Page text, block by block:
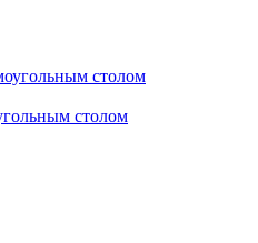
столом